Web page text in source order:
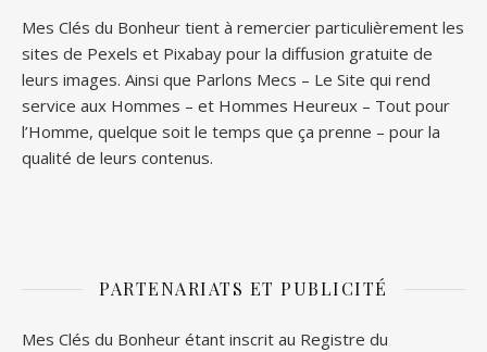
Mes Clés du Bonheur tient à remercier particulièrement les
sites de Pexels et Pixabay pour la diffusion gratuite de
leurs images. Ainsi que Parlons Mecs – Le Site qui rend
service aux Hommes – et Hommes Heureux – Tout pour
l’Homme, quelque soit le temps que ça prenne – pour la
qualité de leurs contenus.
PARTENARIATS ET PUBLICITÉ
Mes Clés du Bonheur étant inscrit au Registre du